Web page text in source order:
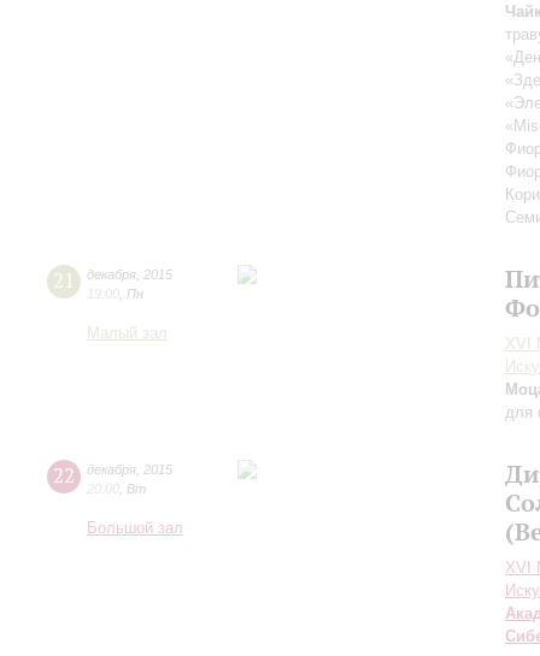
21 декабря 2015
19:00 Пн
Малый зал
XVI
для
22 декабря 2015
20:00 Вт
Большой зал
XVI